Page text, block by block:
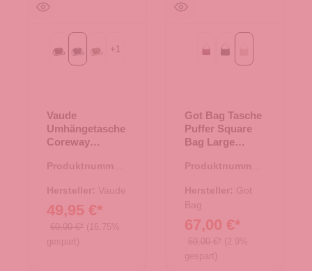
Blackeclipsekhaki
+ 1
Vaude
Umhängetasche
Coreway
eclipse
Produktnummer:
Hersteller: Vaude
49,95 €*
60,00 €* (16.75%
gespart)
kraken mono
monochrome black
Got Bag Tasche
Puffer Square
Bag Large
scallop
Produktnummer:
Hersteller: Got
Bag
67,00 €*
69,00 €* (2.9%
gespart)